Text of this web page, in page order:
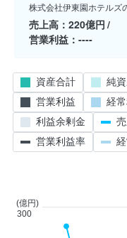
株式会社伊東園ホテルズ
売上高
220億円
営業利益
----
(億円)
300
資産合計 純
営業利益
経
利益余剰金
営業利益率